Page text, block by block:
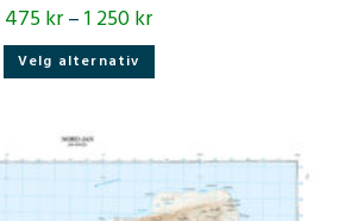
475kr–1 250kr
Velg alternativ Dette
har
kan
velges
produktsiden